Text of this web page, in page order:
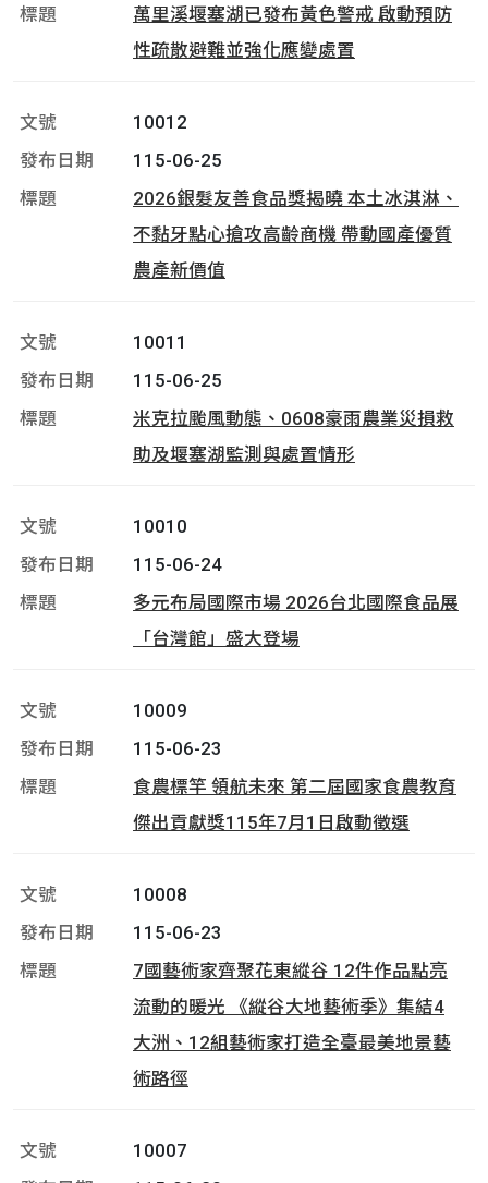
萬里溪堰塞湖已發布黃色警戒 啟動預防
性疏散避難並強化應變處置
10012
115-06-25
2026銀髮友善食品獎揭曉 本土冰淇淋、
不黏牙點心搶攻高齡商機 帶動國產優質
農產新價值
10011
115-06-25
米克拉颱風動態、0608豪雨農業災損救
助及堰塞湖監測與處置情形
10010
115-06-24
多元布局國際市場 2026台北國際食品展
「台灣館」盛大登場
10009
115-06-23
食農標竿 領航未來 第二屆國家食農教育
傑出貢獻獎115年7月1日啟動徵選
10008
115-06-23
7國藝術家齊聚花東縱谷 12件作品點亮
流動的暖光 《縱谷大地藝術季》集結4
大洲、12組藝術家打造全臺最美地景藝
術路徑
10007